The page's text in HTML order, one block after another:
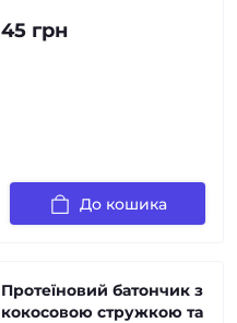
45 грн
До кошика
Протеїновий батончик з
кокосовою стружкою та